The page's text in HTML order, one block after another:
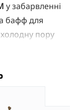
у забарвленні
бафф для
пору
крій кожного